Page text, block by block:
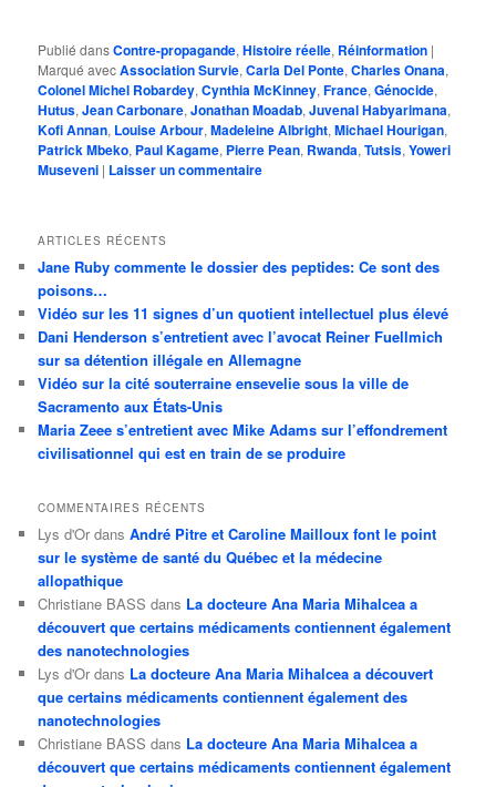
Publié dansContre-propagande,Histoire réelle, Réinformation |
Marqué avecAssociation Survie,Carla Del Ponte,Charles Onana,
Colonel Michel Robardey,Cynthia McKinney,France,Génocide,
Hutus,Jean Carbonare,Jonathan Moadab,Juvenal Habyarimana,
Kofi Annan, Louise Arbour,Madeleine Albright,Michael Hourigan,
Patrick Mbeko, Paul Kagame, Pierre Pean, Rwanda,Tutsis,Yoweri
Museveni | Laisser un commentaire
ARTICLES RÉCENTS
Jane Ruby commente le dossier des peptides: Ce sont des
poisons…
Vidéo sur les 11 signes d’un quotient intellectuel plus élevé
Dani Henderson s’entretient avec l’avocat Reiner Fuellmich
sur sa détention illégale en Allemagne
Vidéo sur la cité souterraine ensevelie sous la ville de
Sacramento aux États-Unis
Maria Zeee s’entretient avec Mike Adams sur l’effondrement
civilisationnel qui est en train de se produire
COMMENTAIRES RÉCENTS
Lys d'Or dansAndré Pitre et Caroline Mailloux font le point
sur le système de santé du Québec et la médecine
allopathique
Christiane BASS dans La docteure Ana Maria Mihalcea a
découvert que certains médicaments contiennent également
des nanotechnologies
Lys d'Or dans La docteure Ana Maria Mihalcea a découvert
que certains médicaments contiennent également des
nanotechnologies
Christiane BASS dans La docteure Ana Maria Mihalcea a
découvert que certains médicaments contiennent également